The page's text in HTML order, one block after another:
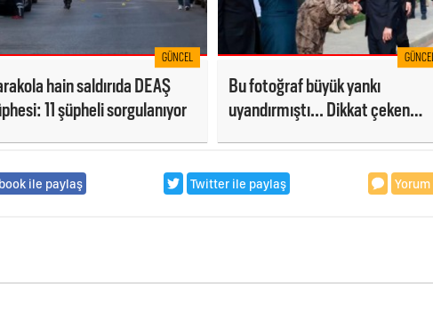
GÜNCEL
hain saldırıda DEAŞ
11 şüpheli sorgulanıyor
Bu fotoğraf büyük yankı
uyandırmıştı... Dikkat çeken
ile paylaş Twitter ile paylaş Yorum